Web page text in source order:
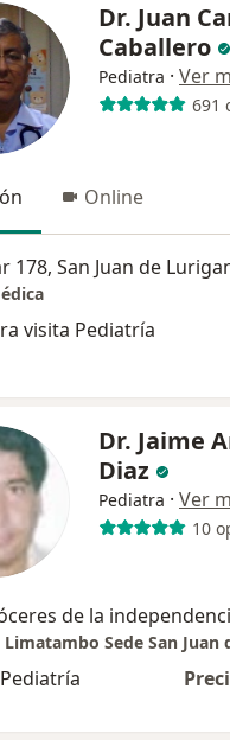
Dr. Juan
Caballero
Pediatra · Ver
691
Online
178, San Juan de
visita Pediatría
Dr. Jaime
Diaz
Pediatra · Ver
10
Limatambo Sede San Juan